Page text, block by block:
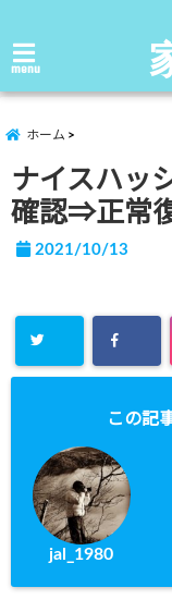
menu
ホーム
ナイスハッ
確認⇒正常
2021/10/13
この記
jal_1980